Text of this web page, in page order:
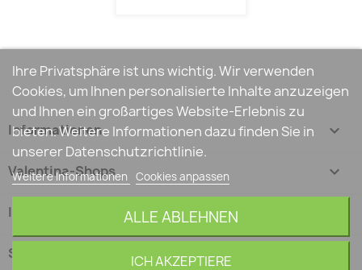
Informationen 
Valentina-Shops 
Ihr Konto
Shop-Einstellungen
Ihre Privatsphäre ist uns wichtig. Wir verwenden
Cookies, um Ihnen personalisierte Inhalte anzuzeigen
und Ihnen ein großartiges Website-Erlebnis zu
bieten. Weitere Informationen dazu finden Sie in
unserer Datenschutzrichtlinie.
Weitere Informationen Cookies anpassen
ALLE ABLEHNEN
ICH AKZEPTIERE